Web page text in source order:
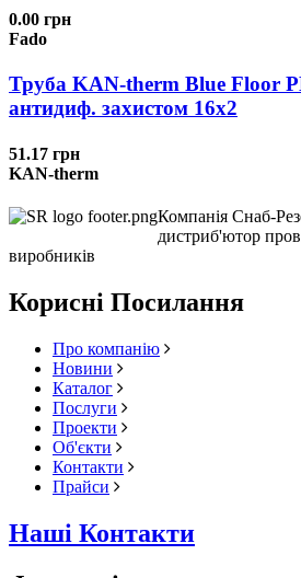
0.00 грн
Fado
Труба KAN-therm Blue Floor
антидиф. захистом 16х2
51.17 грн
KAN-therm
Компанія Снаб-
дистриб'ютор
виробників
Корисні Посилання
Про компанію
Новини
Каталог
Послуги
Проекти
Об'єкти
Контакти
Прайси
Наші Контакти